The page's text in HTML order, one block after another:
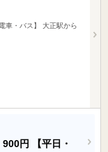
車・バス】 大正駅から
900円
【平日・